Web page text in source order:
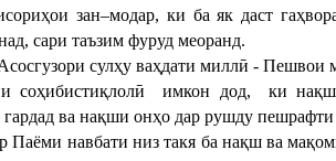
зан–модар, ки ба як даст
сари таъзим фуруд меоранд.
сулҳу ваҳдати миллӣ -
соҳибистиқлолӣ имкон дод, ки
гардад ва нақши онҳо дар рушду
Паёми навбати низ такя ба нақш ва